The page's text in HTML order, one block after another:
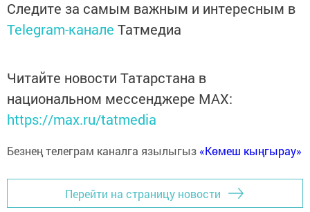
Следите за самым важным и интересным в
Telegram-канале Татмедиа
Читайте новости Татарстана в
национальном мессенджере MАХ:
https://max.ru/tatmedia
Безнең телеграм каналга язылыгыз «Көмеш кыңгырау»
Перейти на страницу новости